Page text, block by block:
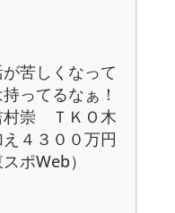
苦しくなって
ってるなぁ！
村崇 ＴＫＯ木
４３００万円
ポWeb）